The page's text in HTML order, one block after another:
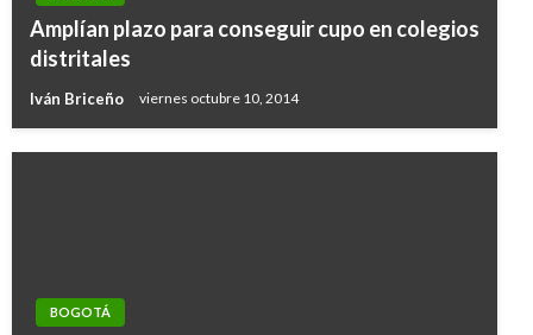
Amplían plazo para conseguir cupo en colegios
distritales
Iván Briceño viernes octubre 10, 2014
BOGOTÁ